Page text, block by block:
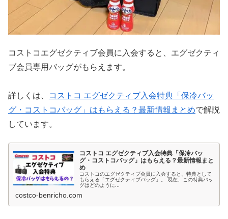
コストコエグゼクティブ会員に入会すると、エグゼクティ
ブ会員専用バッグがもらえます。
詳しくは、
コストコ エグゼクティブ入会特典「保冷バッ
グ・コストコバッグ」はもらえる？最新情報まとめで解説
しています。
コストコ エグゼクティブ入会特典「保冷バッ
グ・コストコバッグ」はもらえる？最新情報まと
め
コストコのエグゼクティブ会員に入会すると、特典として
もらえる「エグゼクティブバッグ」。 現在、この特典バッ
グはどのように...
costco-benricho.com